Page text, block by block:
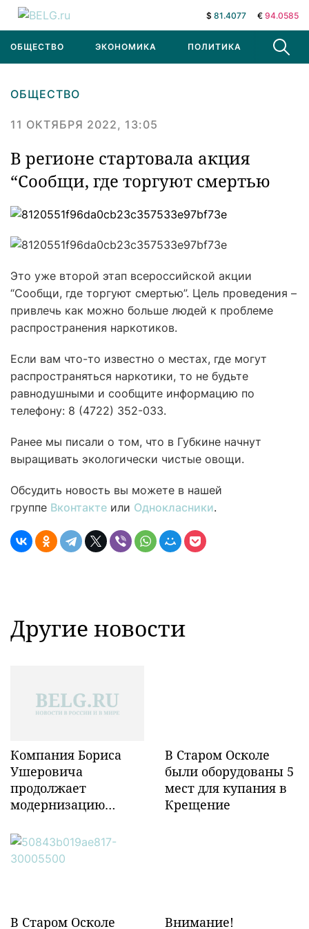
$ 81.4077 € 94.0585
ОБЩЕСТВО ЭКОНОМИКА ПОЛИТИКА В МИРЕ
ОБЩЕСТВО
11 ОКТЯБРЯ 2022, 13:05
В регионе стартовала акция
“Сообщи, где торгуют смертью
Это уже второй этап всероссийской акции
“Сообщи, где торгуют смертью”. Цель проведения –
привлечь как можно больше людей к проблеме
распространения наркотиков.
Если вам что-то известно о местах, где могут
распространяться наркотики, то не будьте
равнодушными и сообщите информацию по
телефону: 8 (4722) 352-033.
Ранее мы писали о том, что в Губкине начнут
выращивать экологически чистые овощи.
Обсудить новость вы можете в нашей
группе Вконтакте или Однокласники.
Другие новости
Компания Бориса
Ушеровича
продолжает
модернизацию
инфраструктуры в
Забайкалье
В Старом Осколе
были оборудованы 5
мест для купания в
Крещение
В Старом Осколе Внимание!